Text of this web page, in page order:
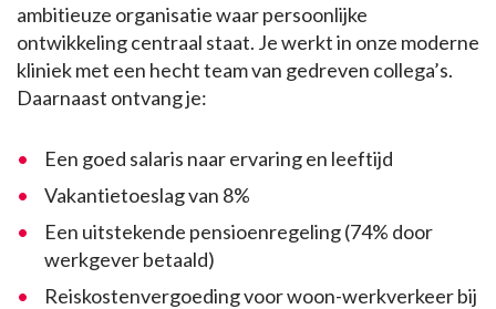
ambitieuze organisatie waar persoonlijke
ontwikkeling centraal staat. Je werkt in onze moderne
kliniek met een hecht team van gedreven collega’s.
Daarnaast ontvang je:
Een goed salaris naar ervaring en leeftijd
Vakantietoeslag van 8%
Een uitstekende pensioenregeling (74% door
werkgever betaald)
Reiskostenvergoeding voor woon-werkverkeer bij